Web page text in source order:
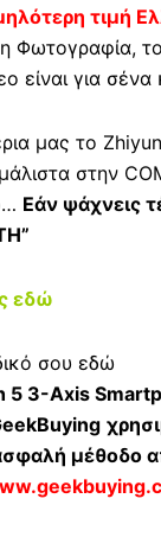
τιμή
Φωτογραφία,
είναι για
μας το
μάλιστα στην
Εάν ψάχνεις
εδώ
σου εδώ
5 3-Axis
μέθοδο